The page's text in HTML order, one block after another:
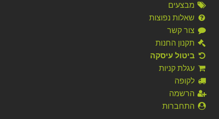
מבצעים
שאלות נפוצות
צור קשר
תקנון החנות
ביטול עיסקה
עגלת קניות
לקופה
הרשמה
התחברות
משלוח פרחים לשווייץ לכל מקום
360.00 ₪
350.00 ₪
זר חמניות כפרי
130.00 ₪